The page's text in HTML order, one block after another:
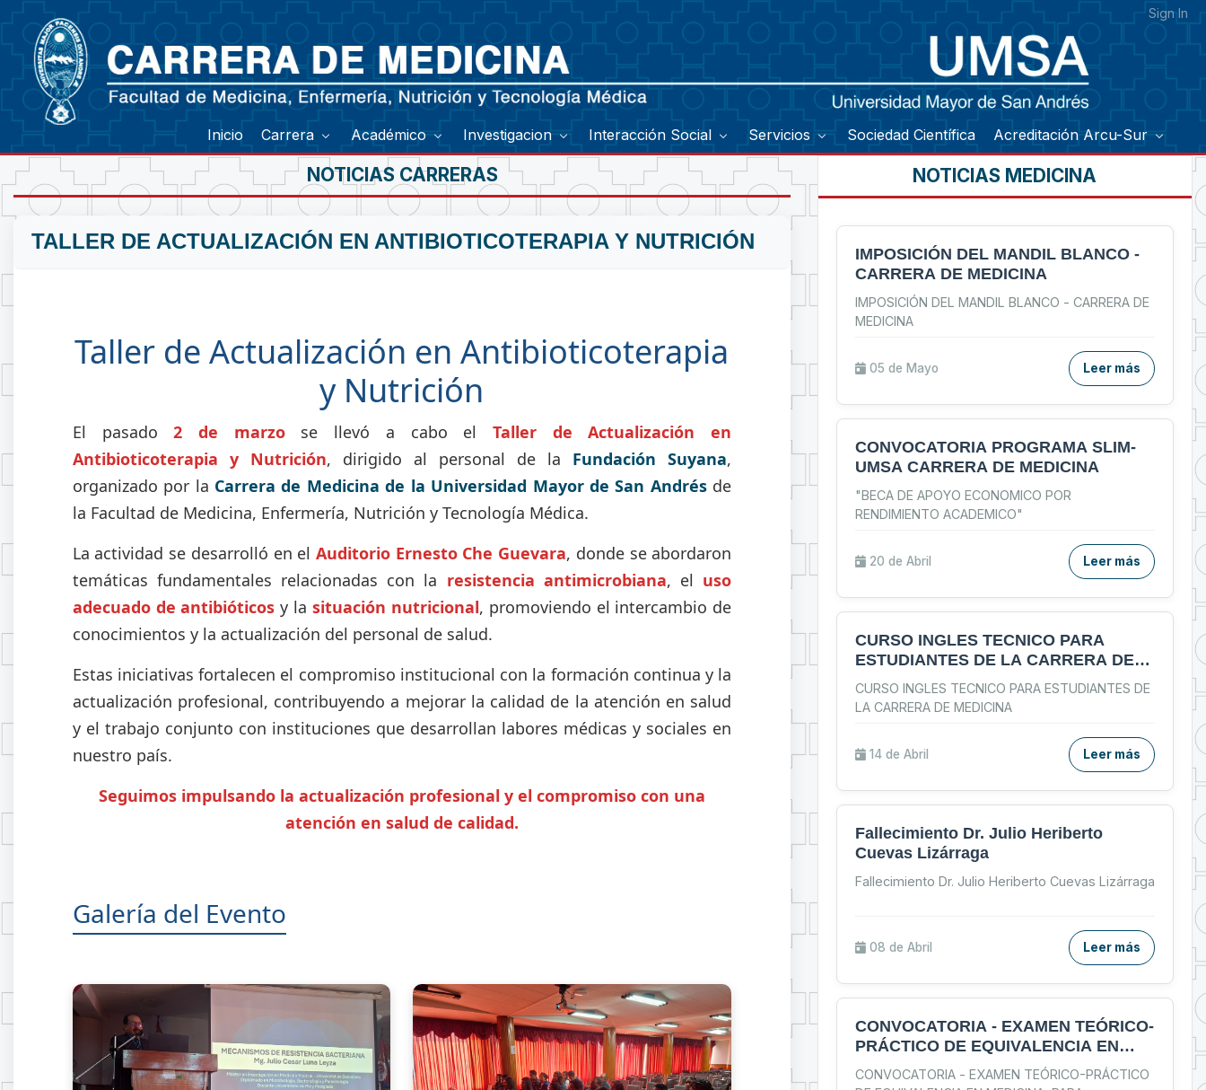
Sign In
Inicio Carrera Académico Investigacion Interacción Social Servicios Sociedad Científica Acreditación Arcu-Sur
NOTICIAS CARRERAS
TALLER DE ACTUALIZACIÓN EN ANTIBIOTICOTERAPIA Y NUTRICIÓN
Taller de Actualización en Antibioticoterapia
y Nutrición
El pasado2 de marzose llevó a cabo elTaller de Actualización en
Antibioticoterapia y Nutrición, dirigido al personal de la Fundación Suyana,
organizado por la Carrera de Medicina de la Universidad Mayor de San Andrésde
la Facultad de Medicina, Enfermería, Nutrición y Tecnología Médica.
La actividad se desarrolló en el Auditorio Ernesto Che Guevara, donde se abordaron
temáticas fundamentales relacionadas con la resistencia antimicrobiana, el uso
adecuado de antibióticos y lasituación nutricional, promoviendo el intercambio de
conocimientos y la actualización del personal de salud.
Estas iniciativas fortalecen el compromiso institucional con la formación continua y la
actualización profesional, contribuyendo a mejorar la calidad de la atención en salud
y el trabajo conjunto con instituciones que desarrollan labores médicas y sociales en
nuestro país.
Seguimos impulsando la actualización profesional y el compromiso con una
atención en salud de calidad.
Galería del Evento
NOTICIAS MEDICINA
IMPOSICIÓN DEL MANDIL BLANCO -
CARRERA DE MEDICINA
IMPOSICIÓN DEL MANDIL BLANCO - CARRERA DE
MEDICINA
05 de Mayo Leer más
CONVOCATORIA PROGRAMA SLIM-
UMSA CARRERA DE MEDICINA
"BECA DE APOYO ECONOMICO POR
RENDIMIENTO ACADEMICO"
20 de Abril Leer más
CURSO INGLES TECNICO PARA
ESTUDIANTES DE LA CARRERA DE
MEDICINA
CURSO INGLES TECNICO PARA ESTUDIANTES DE
LA CARRERA DE MEDICINA
14 de Abril Leer más
Fallecimiento Dr. Julio Heriberto
Cuevas Lizárraga
Fallecimiento Dr. Julio Heriberto Cuevas Lizárraga
08 de Abril Leer más
CONVOCATORIA - EXAMEN TEÓRICO-
PRÁCTICO DE EQUIVALENCIA EN
MEDICINA, PARA TITULADOS EN
UNIVERSIDADES EXTRANJERAS
CONVOCATORIA - EXAMEN TEÓRICO-PRÁCTICO